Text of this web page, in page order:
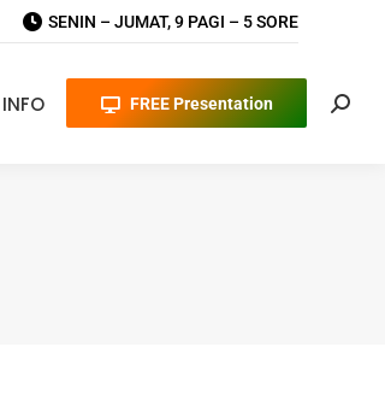
SENIN – JUMAT, 9 PAGI – 5 SORE
INFO FREE Presentation